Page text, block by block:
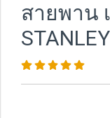
สายพาน